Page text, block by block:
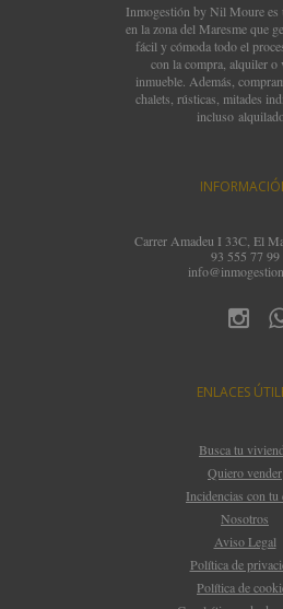
Inmogestión by Nil Moure es
en la zona del Maresme que
fácil y cómoda todo el
con la compra, alquiler o
inmueble. Además,
chalets, rústicas, mitades
incluso
Carrer Amadeu I 33C, El
93 555 77 99
ENLACES
Busca tu
Quiero vender
Incidencias con tu
Nosotros
Aviso Legal
Política de
Política de